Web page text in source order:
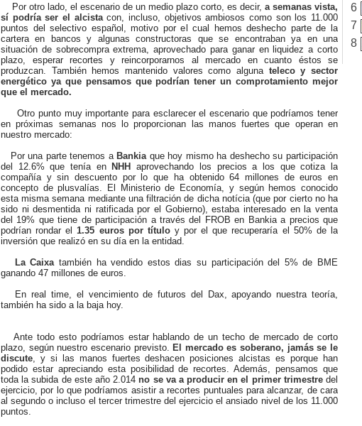
Por otro lado, el escenario de un medio plazo corto, es decir, a semanas vista,
sí podría ser el alcistacon, incluso, objetivos ambiosos como son los 11.000
puntos del selectivo español, motivo por el cual hemos deshecho parte de la
cartera en bancos y algunas constructoras que se encontraban ya en una
situación de sobrecompra extrema, aprovechado para ganar en liquidez a corto
plazo, esperar recortes y reincorporarnos al mercado en cuanto éstos se
produzcan. También hemos mantenido valores como alguna teleco y sector
energético ya que pensamos que podrían tener un comprotamiento mejor
que el mercado.
Otro punto muy importante para esclarecer el escenario que podríamos tener
en próximas semanas nos lo proporcionan las manos fuertes que operan en
nuestro mercado:
Por una parte tenemos aBankiaque hoy mismo ha deshecho su participación
del 12.6% que tenía enNHH
aprovechando los precios a los que cotiza la
compañía y sin descuento por lo que ha obtenido 64 millones de euros en
concepto de plusvalías. El Ministerio de Economía, y según hemos conocido
esta misma semana mediante una filtración de dicha notícia (que por cierto no ha
sido ni desmentida ni ratificada por el Gobierno), estaba interesado en la venta
del 19% que tiene de participación a través del FROB en Bankia a precios que
podrían rondar el1.35 euros por títuloy por el que recuperaría el 50% de la
inversión que realizó en su día en la entidad.
La Caixatambién ha vendido estos dias su participación del 5% de BME
ganando 47 millones de euros.
En real time, el vencimiento de futuros del Dax, apoyando nuestra teoría,
también ha sido a la baja hoy.
Ante todo esto podríamos estar hablando de un techo de mercado de corto
plazo, según nuestro escenario previsto. El mercado es soberano, jamás se le
discute, y si las manos fuertes deshacen posiciones alcistas es porque han
podido estar apreciando esta posibilidad de recortes. Además, pensamos que
toda la subida de este año 2.014no se va a producir en el primer trimestredel
ejercicio, por lo que podríamos asistir a recortes puntuales para alcanzar, de cara
al segundo o incluso el tercer trimestre del ejercicio el ansiado nivel de los 11.000
puntos.
6
7
8